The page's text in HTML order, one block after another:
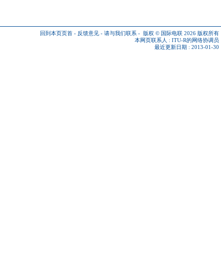
回到本页页首 - 反馈意见 - 请与我们联系 - 版权 © 国际电联 2026 版权所有
本网页联系人 : ITU-R的网络协调员
最近更新日期 : 2013-01-30